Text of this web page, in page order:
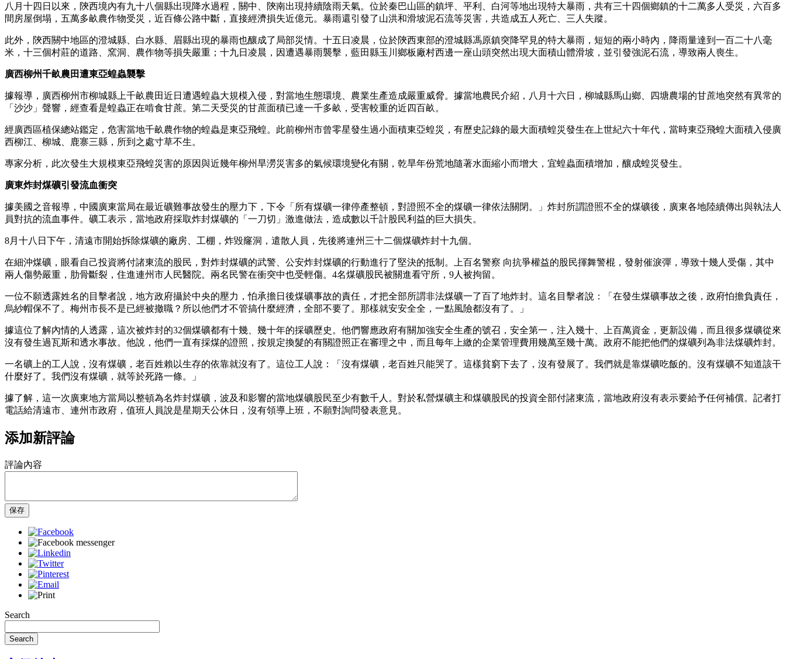
八月十四日以來，陝西境內有九十八個縣出現降水過程，關中、陝南出現持續陰雨天氣。位於秦巴山區的鎮坪、平利、白河等地出現特大暴雨，共有三十四個鄉鎮的十二萬多人受災，六百多
間房屋倒塌，五萬多畝農作物受災，近百條公路中斷，直接經濟損失近億元。暴雨還引發了山洪和滑坡泥石流等災害，共造成五人死亡、三人失蹤。
此外，陝西關中地區的澄城縣、白水縣、眉縣出現的暴雨也釀成了局部災情。十五日凌晨，位於陝西東部的澄城縣馮原鎮突降罕見的特大暴雨，短短的兩小時內，降雨量達到一百二十八毫
米，十三個村莊的道路、窯洞、農作物等損失嚴重；十九日凌晨，因遭遇暴雨襲擊，藍田縣玉川鄉板廠村西邊一座山頭突然出現大面積山體滑坡，並引發強泥石流，導致兩人喪生。
廣西柳州千畝農田遭東亞蝗蟲襲擊
據報導，廣西柳州市柳城縣上千畝農田近日遭遇蝗蟲大規模入侵，對當地生態環境、農業生產造成嚴重威脅。據當地農民介紹，八月十六日，柳城縣馬山鄉、四塘農場的甘蔗地突然有異常的
「沙沙」聲響，經查看是蝗蟲正在啃食甘蔗。第二天受災的甘蔗面積已達一千多畝，受害較重的近四百畝。
經廣西區植保總站鑑定，危害當地千畝農作物的蝗蟲是東亞飛蝗。此前柳州市曾零星發生過小面積東亞蝗災，有歷史記錄的最大面積蝗災發生在上世紀六十年代，當時東亞飛蝗大面積入侵廣
西柳江、柳城、鹿寨三縣，所到之處寸草不生。
專家分析，此次發生大規模東亞飛蝗災害的原因與近幾年柳州旱澇災害多的氣候環境變化有關，乾旱年份荒地隨著水面縮小而增大，宜蝗蟲面積增加，釀成蝗災發生。
廣東炸封煤礦引發流血衝突
據美國之音報導，中國廣東當局在最近礦難事故發生的壓力下，下令「所有煤礦一律停產整頓，對證照不全的煤礦一律依法關閉。」炸封所謂證照不全的煤礦後，廣東各地陸續傳出與執法人
員對抗的流血事件。礦工表示，當地政府採取炸封煤礦的「一刀切」激進做法，造成數以千計股民利益的巨大損失。
8月十八日下午，清遠市開始拆除煤礦的廠房、工棚，炸毀窿洞，遣散人員，先後將連州三十二個煤礦炸封十九個。
在細沖煤礦，眼看自己投資將付諸東流的股民，對炸封煤礦的武警、公安炸封煤礦的行動進行了堅決的抵制。上百名警察 向抗爭權益的股民揮舞警棍，發射催淚彈，導致十幾人受傷，其中
兩人傷勢嚴重，肋骨斷裂，住進連州市人民醫院。兩名民警在衝突中也受輕傷。4名煤礦股民被關進看守所，9人被拘留。
一位不願透露姓名的目擊者說，地方政府攝於中央的壓力，怕承擔日後煤礦事故的責任，才把全部所謂非法煤礦一了百了地炸封。這名目擊者說：「在發生煤礦事故之後，政府怕擔負責任，
烏紗帽保不了。梅州市長不是已經被撤職？所以他們才不管搞什麼經濟，全部不要了。那樣就安安全全，一點風險都沒有了。」
據這位了解內情的人透露，這次被炸封的32個煤礦都有十幾、幾十年的採礦歷史。他們響應政府有關加強安全生產的號召，安全第一，注入幾十、上百萬資金，更新設備，而且很多煤礦從來
沒有發生過瓦斯和透水事故。他說，他們一直有採煤的證照，按規定換髮的有關證照正在審理之中，而且每年上繳的企業管理費用幾萬至幾十萬。政府不能把他們的煤礦列為非法煤礦炸封。
一名礦上的工人說，沒有煤礦，老百姓賴以生存的依靠就沒有了。這位工人說：「沒有煤礦，老百姓只能哭了。這樣貧窮下去了，沒有發展了。我們就是靠煤礦吃飯的。沒有煤礦不知道該干
什麼好了。我們沒有煤礦，就等於死路一條。」
據了解，這一次廣東地方當局以整頓為名炸封煤礦，波及和影響的當地煤礦股民至少有數千人。對於私營煤礦主和煤礦股民的投資全部付諸東流，當地政府沒有表示要給予任何補償。記者打
電話給清遠市、連州市政府，值班人員說是星期天公休日，沒有領導上班，不願對詢問發表意見。
添加新評論
評論內容
保存
Search
Search